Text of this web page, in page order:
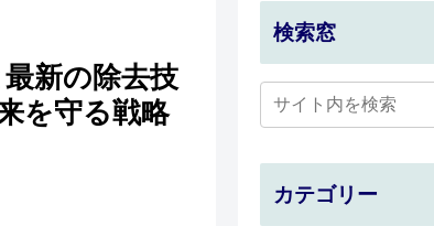
新の除去技
を守る戦略
検索窓
カテゴリー